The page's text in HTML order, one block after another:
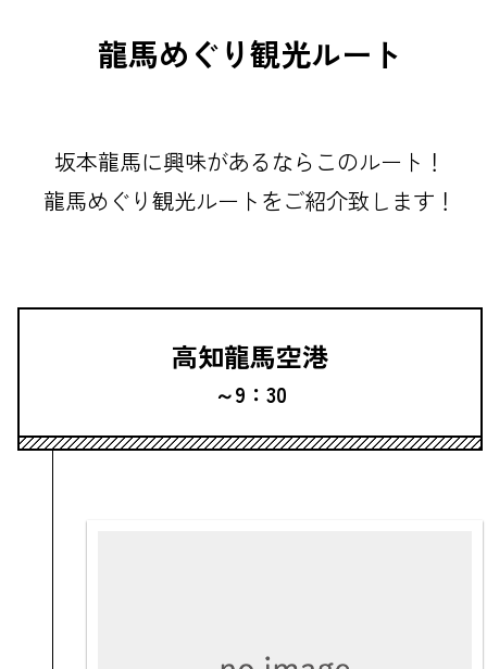
龍馬めぐり観光ルート
坂本龍馬に興味があるならこのルート！
龍馬めぐり観光ルートをご紹介致します！
高知龍馬空港
～9：30